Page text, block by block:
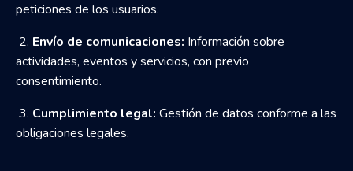
peticiones de los usuarios.
2. Envío de comunicaciones: Información sobre
actividades, eventos y servicios, con previo
consentimiento.
3. Cumplimiento legal: Gestión de datos conforme a las
obligaciones legales.